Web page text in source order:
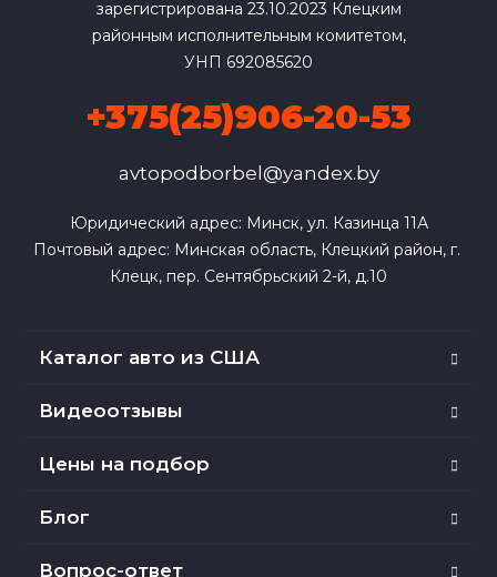
зарегистрирована 23.10.2023 Клецким
районным исполнительным комитетом,
УНП 692085620
+375(25)906-20-53
avtopodborbel@yandex.by
Юридический адрес: Минск, ул. Казинца 11А
Почтовый адрес: Минская область, Клецкий район, г.
Клецк, пер. Сентябрьский 2-й, д.10
Каталог авто из США
Видеоотзывы
Цены на подбор
Блог
Вопрос-ответ